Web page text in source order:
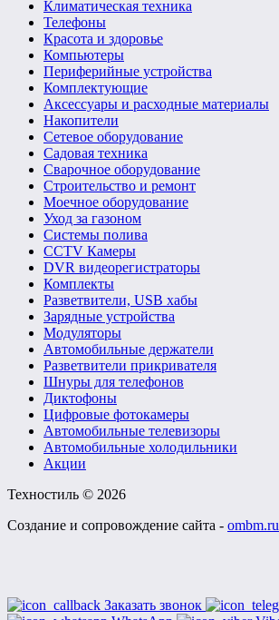
Климатическая техника
Телефоны
Красота и здоровье
Компьютеры
Периферийные устройства
Комплектующие
Аксессуары и расходные материалы
Накопители
Сетевое оборудование
Садовая техника
Сварочное оборудование
Строительство и ремонт
Моечное оборудование
Уход за газоном
Системы полива
CCTV Камеры
DVR видеорегистраторы
Комплекты
Разветвители, USB хабы
Зарядные устройства
Модуляторы
Автомобильные держатели
Разветвители прикривателя
Шнуры для телефонов
Диктофоны
Цифровые фотокамеры
Автомобильные телевизоры
Автомобильные холодильники
Акции
Техностиль © 2026
Создание и сопровождение сайта - ombm.ru
Заказать звонок